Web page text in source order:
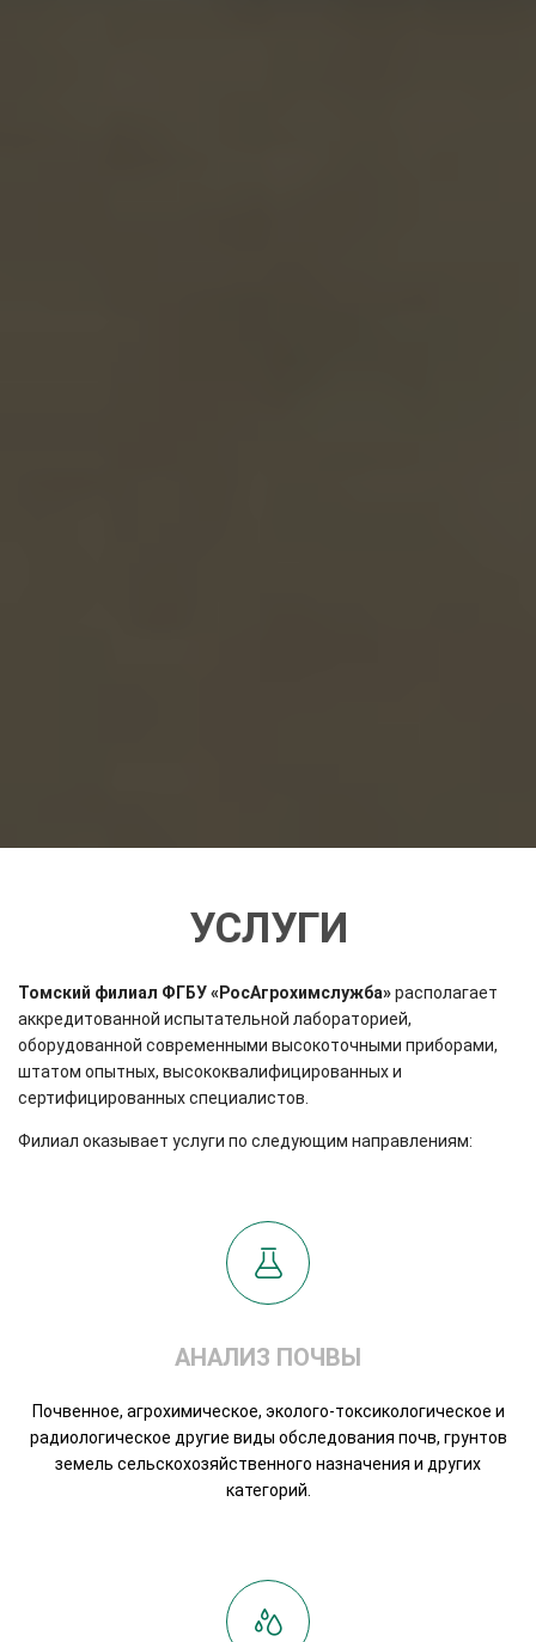
УСЛУГИ
Томский филиал ФГБУ «РосАгрохимслужба»располагает
аккредитованной испытательной лабораторией,
оборудованной современными высокоточными приборами,
штатом опытных, высококвалифицированных и
сертифицированных специалистов.
Филиал оказывает услуги по следующим направлениям:
АНАЛИЗ ПОЧВЫ
Почвенное, агрохимическое, эколого-токсикологическое и
радиологическое другие виды обследования почв, грунтов
земель сельскохозяйственного назначения и других
категорий.